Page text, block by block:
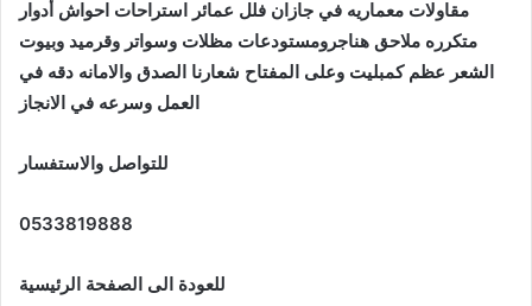
مقاولات معماريه في جازان فلل عمائر استراحات احواش أدوار
متكرره ملاحق هناجرومستودعات مظلات وسواتر وقرميد وبيوت
الشعر عظم كمبليت وعلى المفتاح شعارنا الصدق والامانه دقه في
العمل وسرعه في الانجاز
للتواصل والاستفسار
0533819888
للعودة الى الصفحة الرئيسية